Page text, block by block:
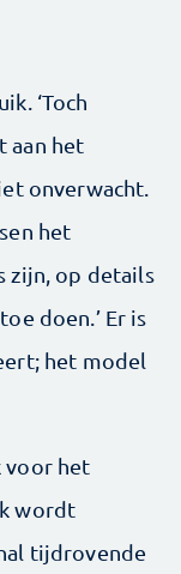
‘Toch
aan het
onverwacht.
het
zijn, op details
doen.’ Er is
het model
voor het
wordt
tijdrovende